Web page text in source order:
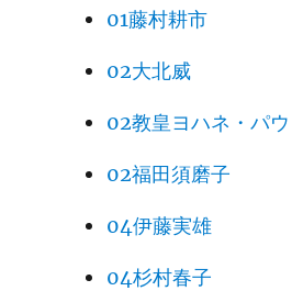
01藤村耕市
02大北威
02教皇ヨハネ・パ
02福田須磨子
04伊藤実雄
04杉村春子